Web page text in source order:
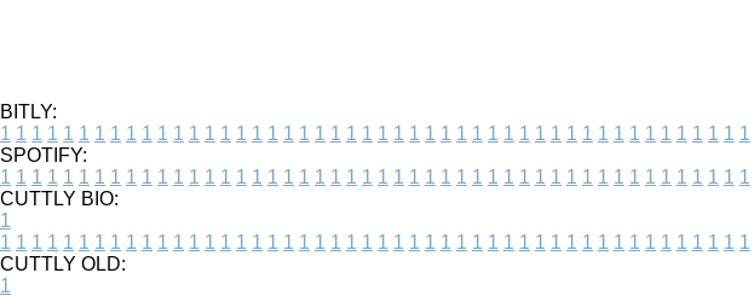
BITLY:
1 1 1 1 1 1 1 1 1 1 1 1 1 1 1 1 1 1 1 1 1 1 1 1 1 1 1 1 1 1 1 1 1 1 1 1 1 1 1 1 1 1 1 1 1 1 1 1
SPOTIFY:
1 1 1 1 1 1 1 1 1 1 1 1 1 1 1 1 1 1 1 1 1 1 1 1 1 1 1 1 1 1 1 1 1 1 1 1 1 1 1 1 1 1 1 1 1 1 1 1
CUTTLY BIO:
1
1 1 1 1 1 1 1 1 1 1 1 1 1 1 1 1 1 1 1 1 1 1 1 1 1 1 1 1 1 1 1 1 1 1 1 1 1 1 1 1 1 1 1 1 1 1 1 1
CUTTLY OLD:
1